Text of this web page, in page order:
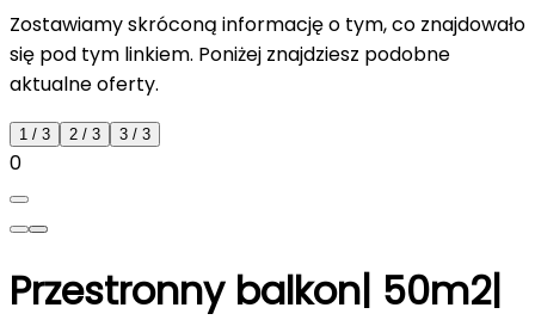
Zostawiamy skróconą informację o tym, co znajdowało
się pod tym linkiem. Poniżej znajdziesz podobne
aktualne oferty.
1 / 3 2 / 3 3 / 3
0
Przestronny balkon| 50m2|